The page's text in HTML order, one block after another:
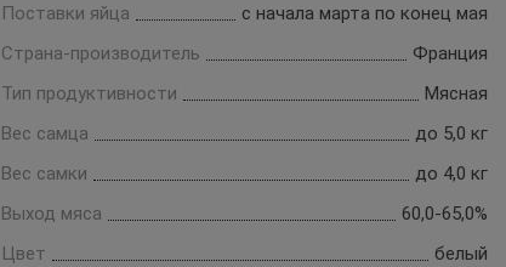
Поставки яйца
с начала марта по конец мая
Страна-производитель
Франция
Тип продуктивности
Мясная
Вес самца
до 5,0 кг
Вес самки
до 4,0 кг
Выход мяса
60,0-65,0%
Цвет
белый